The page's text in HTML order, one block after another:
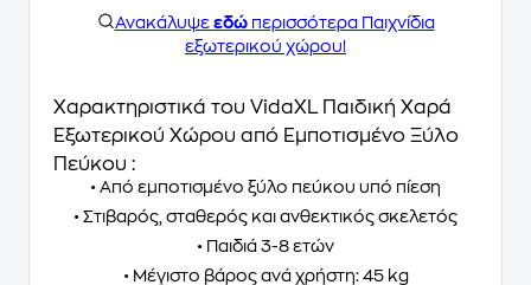
Ανακάλυψε εδώπερισσότερα Παιχνίδια
εξωτερικού χώρου!
Χαρακτηριστικά του VidaXL Παιδική Χαρά
Εξωτερικού Χώρου από Εμποτισμένο Ξύλο
Πεύκου :
• Από εμποτισμένο ξύλο πεύκου υπό πίεση
• Στιβαρός, σταθερός και ανθεκτικός σκελετός
• Παιδιά 3-8 ετών
• Μέγιστο βάρος ανά χρήστη: 45 kg